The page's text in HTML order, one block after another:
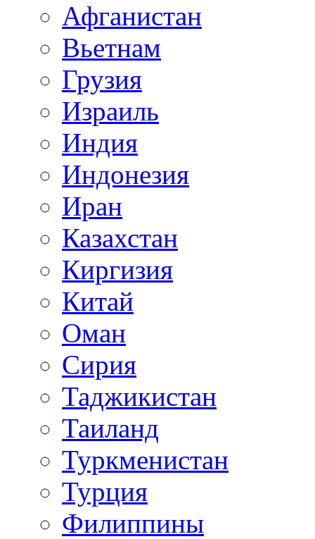
Афганистан
Вьетнам
Грузия
Израиль
Индия
Индонезия
Иран
Казахстан
Киргизия
Китай
Оман
Сирия
Таджикистан
Таиланд
Туркменистан
Турция
Филиппины